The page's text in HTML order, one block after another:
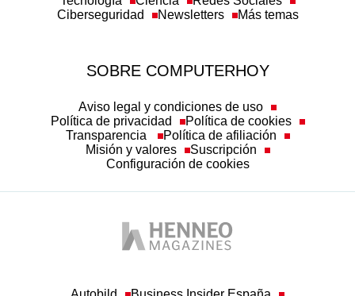
Ciberseguridad
Newsletters Más temas
SOBRE COMPUTERHOY
Aviso legal y condiciones de uso
Política de privacidad
Política de cookies
Transparencia
Política de afiliación
Misión y valores
Suscripción
Configuración de cookies